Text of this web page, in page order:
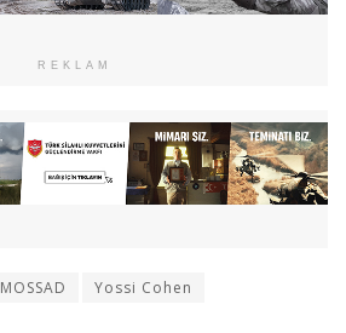
REKLAM
MOSSAD Yossi Cohen